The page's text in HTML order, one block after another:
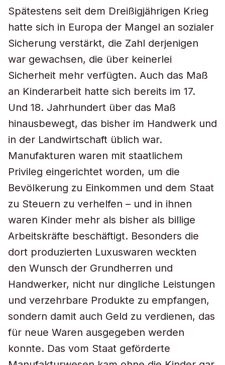
Spätestens seit dem Dreißigjährigen Krieg
hatte sich in Europa der Mangel an sozialer
Sicherung verstärkt, die Zahl derjenigen
war gewachsen, die über keinerlei
Sicherheit mehr verfügten. Auch das Maß
an Kinderarbeit hatte sich bereits im 17.
Und 18. Jahrhundert über das Maß
hinausbewegt, das bisher im Handwerk und
in der Landwirtschaft üblich war.
Manufakturen waren mit staatlichem
Privileg eingerichtet worden, um die
Bevölkerung zu Einkommen und dem Staat
zu Steuern zu verhelfen – und in ihnen
waren Kinder mehr als bisher als billige
Arbeitskräfte beschäftigt. Besonders die
dort produzierten Luxuswaren weckten
den Wunsch der Grundherren und
Handwerker, nicht nur dingliche Leistungen
und verzehrbare Produkte zu empfangen,
sondern damit auch Geld zu verdienen, das
für neue Waren ausgegeben werden
konnte. Das vom Staat geförderte